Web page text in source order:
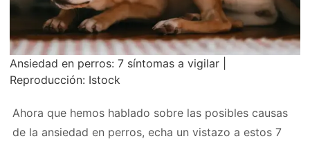
Ansiedad en perros: 7 síntomas a vigilar |
Reproducción: Istock
Ahora que hemos hablado sobre las posibles causas
de la ansiedad en perros, echa un vistazo a estos 7